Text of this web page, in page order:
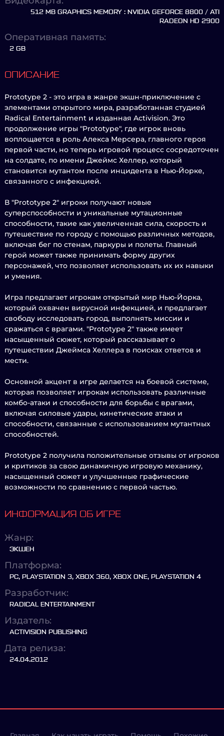
512 MB GRAPHICS MEMORY : NVIDIA GEFORCE 8800 / ATI
RADEON HD 2900
Оперативная память:
2 GB
ОПИСАНИЕ
Prototype 2 - это игра в жанре экшн-приключение с
элементами открытого мира, разработанная студией
Radical Entertainment и изданная Activision. Это
продолжение игры "Prototype", где игрок вновь
воплощается в роль Алекса Мерсера, главного героя
первой части, но теперь игровой процесс сосредоточен
на солдате, по имени Джеймс Хеллер, который
становится мутантом после инцидента в Нью-Йорке,
связанного с инфекцией.
В "Prototype 2" игроки получают новые
суперспособности и уникальные мутационные
способности, такие как увеличенная сила, скорость и
путешествие по городу с помощью различных методов,
включая бег по стенам, паркуры и полеты. Главный
герой может также принимать форму других
персонажей, что позволяет использовать их их навыки
и умения.
Игра предлагает игрокам открытый мир Нью-Йорка,
который охвачен вирусной инфекцией, и предлагает
свободу исследовать город, выполнять миссии и
сражаться с врагами. "Prototype 2" также имеет
насыщенный сюжет, который рассказывает о
путешествии Джеймса Хеллера в поисках ответов и
мести.
Основной акцент в игре делается на боевой системе,
которая позволяет игрокам использовать различные
комбо-атаки и способности для борьбы с врагами,
включая силовые удары, кинетические атаки и
способности, связанные с использованием мутантных
способностей.
Prototype 2 получила положительные отзывы от игроков
и критиков за свою динамичную игровую механику,
насыщенный сюжет и улучшенные графические
возможности по сравнению с первой частью.
ИНФОРМАЦИЯ ОБ ИГРЕ
Жанр:
ЭКШЕН
Платформа:
PC, PLAYSTATION 3, XBOX 360, XBOX ONE, PLAYSTATION 4
Разработчик:
RADICAL ENTERTAINMENT
Издатель:
ACTIVISION PUBLISHING
Дата релиза:
24.04.2012